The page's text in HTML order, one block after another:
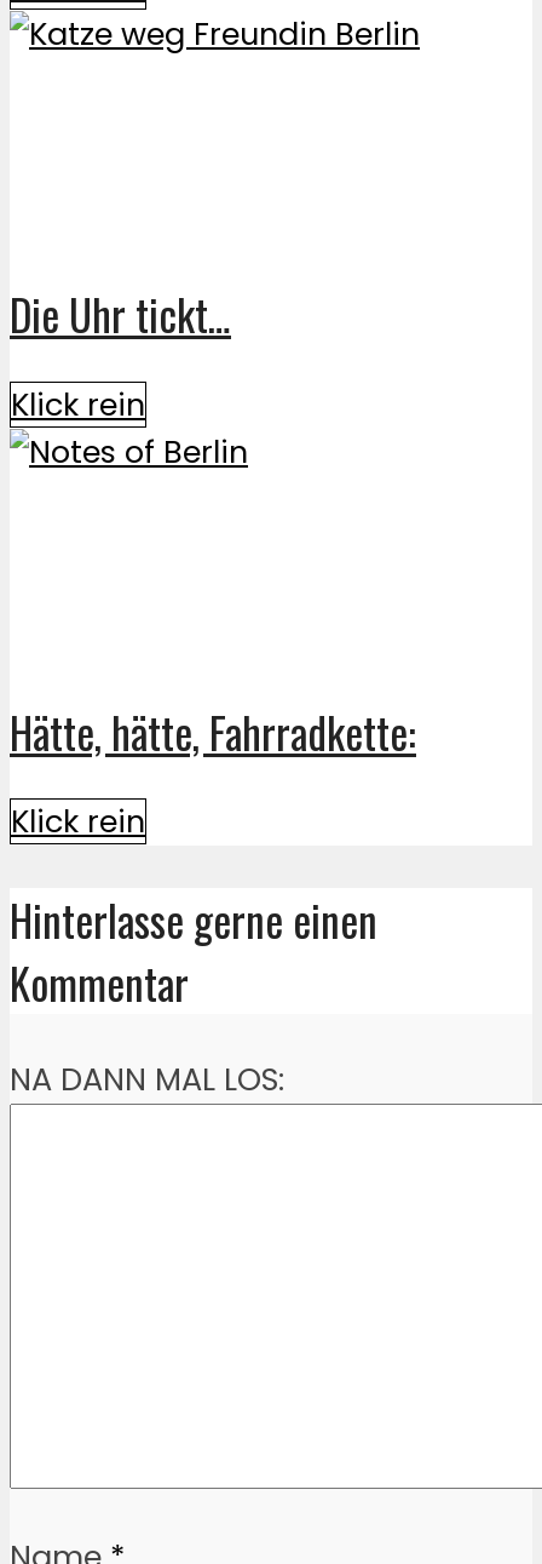
Die Uhr tickt…
Klick rein
Hätte, hätte, Fahrradkette:
Klick rein
Hinterlasse gerne einen
Kommentar
NA DANN MAL LOS: